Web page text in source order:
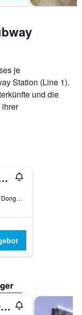
je
Station (Line 1).
und die
ihrer
3
Hotel
3
#254-4, Imun-Dong, Dongdaemun-gu, Seoul, Südkorea
Hotel The Designers Cheongnyangni